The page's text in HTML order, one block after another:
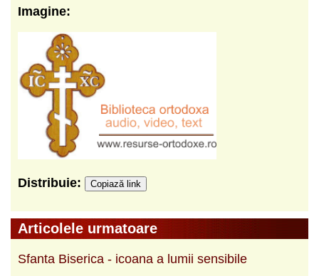
Imagine:
Distribuie: Copiază link
Articolele urmatoare
Sfanta Biserica - icoana a lumii sensibile